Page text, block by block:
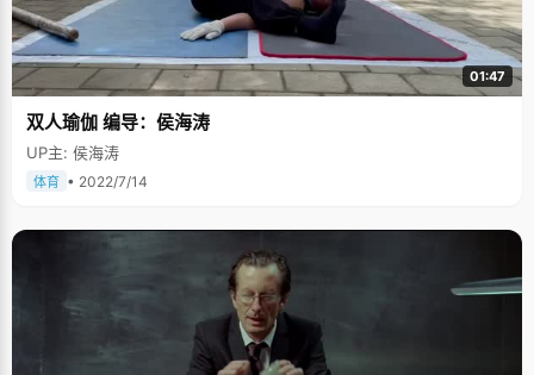
01:47
双人瑜伽 编导：侯海涛
UP主: 侯海涛
体育 • 2022/7/14